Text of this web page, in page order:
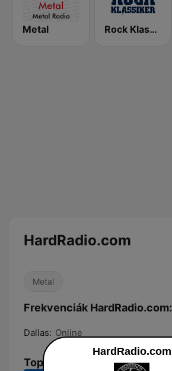
Metal Rock Klassiker
HardRadio.com
Metal
Frekvenciák HardRadio.com:
Dallas: Online
Top dalok
HardRadio.com